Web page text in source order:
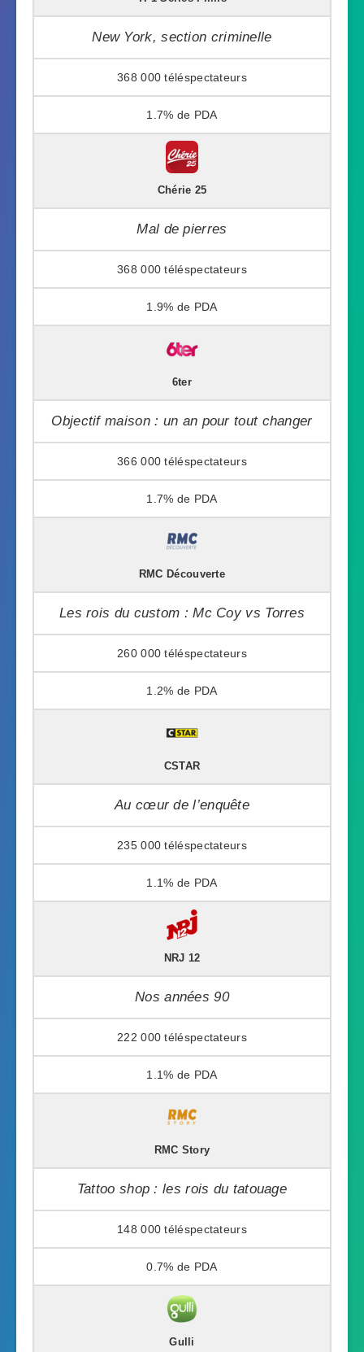
New York, section criminelle
368 000
1.7%
Chérie 25
Mal de pierres
368 000
1.9%
6ter
Objectif maison : un an pour tout changer
366 000
1.7%
RMC Découverte
Les rois du custom : Mc Coy vs Torres
260 000
1.2%
CSTAR
Au cœur de l’enquête
235 000
1.1%
NRJ 12
Nos années 90
222 000
1.1%
RMC Story
Tattoo shop : les rois du tatouage
148 000
0.7%
Gulli